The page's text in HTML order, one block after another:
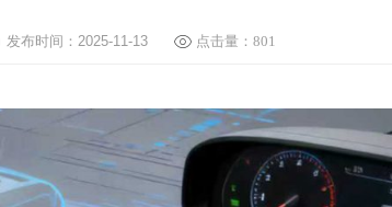
发布时间：2025-11-13 点击量： 801